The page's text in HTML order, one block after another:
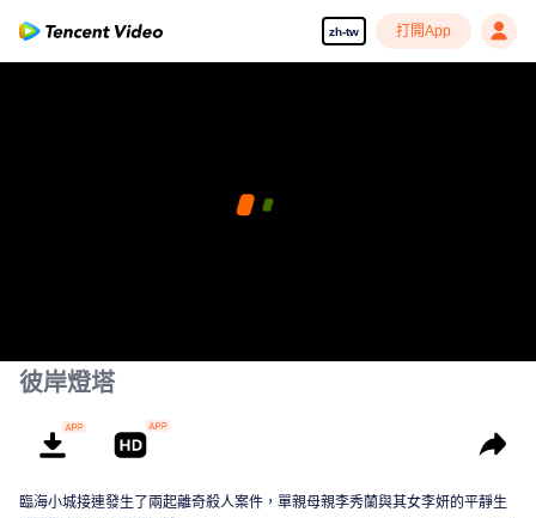
zh-tw 打開App
彼岸燈塔
臨海小城接連發生了兩起離奇殺人案件，單親母親李秀蘭與其女李妍的平靜生